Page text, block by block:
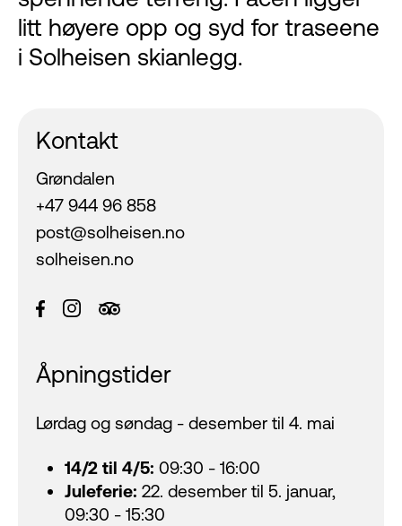
litt høyere opp og syd for traseene
i Solheisen skianlegg.
Kontakt
Grøndalen
+47 944 96 858
post@solheisen.no
solheisen.no
Åpningstider
Lørdag og søndag - desember til 4. mai
14/2 til 4/5: 09:30 - 16:00
Juleferie: 22. desember til 5. januar,
09:30 - 15:30